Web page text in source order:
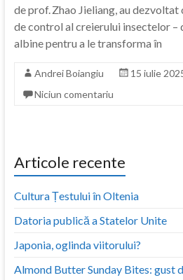
de prof. Zhao Jieliang, au
de control al creierului insectelor –
albine pentru a le transforma în
Andrei Boiangiu 15 iulie
Niciun comentariu
Articole recente
Cultura Țestului în Oltenia
Datoria publică a Statelor Unite
Japonia, oglinda viitorului?
Almond Butter Sunday Bites: gust